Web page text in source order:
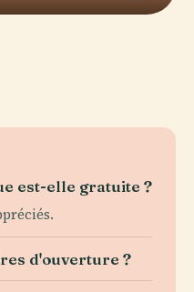
est-elle gratuite ?
d'ouverture ?